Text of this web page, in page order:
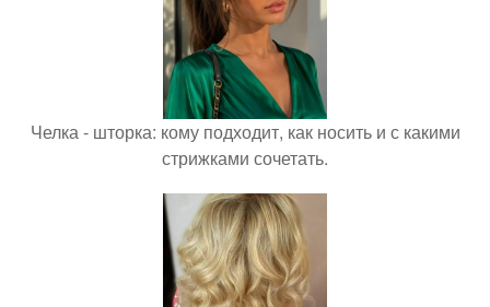
Челка - шторка: кому подходит, как носить и с какими
стрижками сочетать.